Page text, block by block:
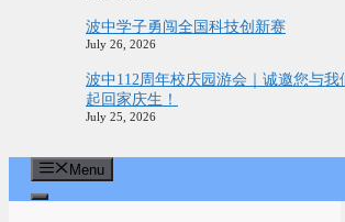
波中学子勇闯全国科技创新赛
July 26, 2026
波中112周年校庆园游会｜诚邀您与我
起回家庆生！
July 25, 2026
Menu